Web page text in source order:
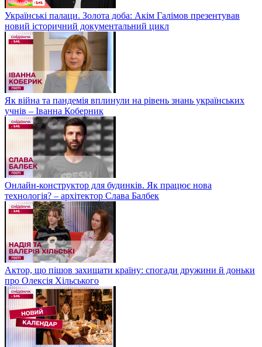
Українські палаци. Золота доба: Акім Галімов презентував
новий історичний документальний цикл
Як війна та пандемія вплинули на рівень знань українських
учнів – Іванна Коберник
Онлайн-конструктор для будинків. Як працює нова
технологія? – архітектор Слава Балбек
Актор, що пішов захищати країну: спогади дружини й доньки
про Олексія Хільського